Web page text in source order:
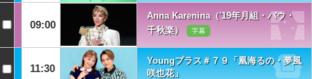
09:00
Anna Karenina（'19年月組・バウ・
千秋楽）
字幕
11:30
Youngプラス＃７９「凰海るの・夢風
咲也花」